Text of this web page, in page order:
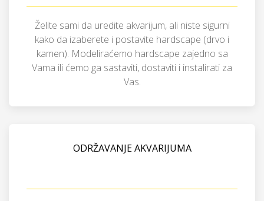
Želite sami da uredite akvarijum, ali niste sigurni
kako da izaberete i postavite hardscape (drvo i
kamen). Modeliraćemo hardscape zajedno sa
Vama ili ćemo ga sastaviti, dostaviti i instalirati za
Vas.
ODRŽAVANJE AKVARIJUMA